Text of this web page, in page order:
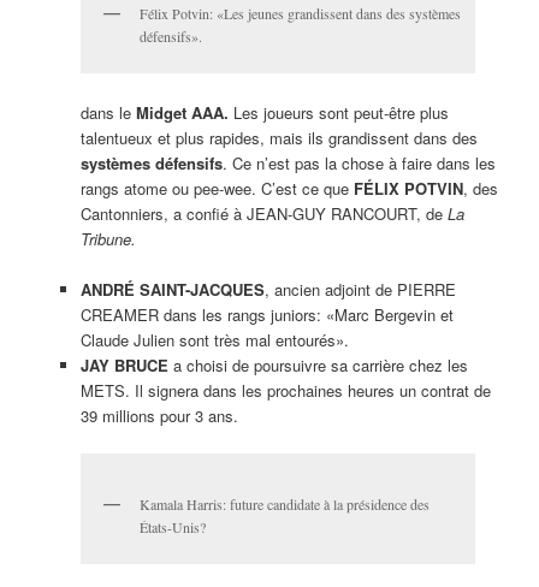
Félix Potvin: «Les jeunes grandissent dans des systèmes
défensifs».
dans le Midget AAA. Les joueurs sont peut-être plus
talentueux et plus rapides, mais ils grandissent dans des
systèmes défensifs. Ce n’est pas la chose à faire dans les
rangs atome ou pee-wee. C’est ce que FÉLIX POTVIN, des
Cantonniers, a confié à JEAN-GUY RANCOURT, de La
Tribune.
ANDRÉ SAINT-JACQUES, ancien adjoint de PIERRE
CREAMER dans les rangs juniors: «Marc Bergevin et
Claude Julien sont très mal entourés».
JAY BRUCE a choisi de poursuivre sa carrière chez les
METS. Il signera dans les prochaines heures un contrat de
39 millions pour 3 ans.
Kamala Harris: future candidate à la présidence des
États-Unis?